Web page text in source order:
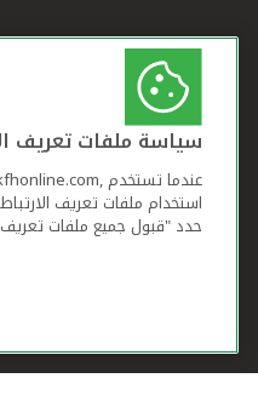
سياسة ملفات تعريف
استخدام ملفات تعريف
حدد "قبول جميع ملفات تعريف